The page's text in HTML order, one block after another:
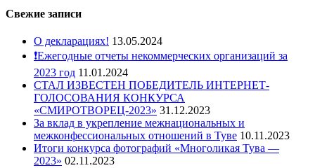
Свежие записи
О декларациях! 13.05.2024
❗️Ежегодные отчеты некоммерческих организаций за
2023 год 11.01.2024
СТАЛ ИЗВЕСТЕН ПОБЕДИТЕЛЬ ИНТЕРНЕТ-
ГОЛОСОВАНИЯ КОНКУРСА
«СМИРОТВОРЕЦ-2023» 31.12.2023
За вклад в укрепление межнациональных и
межконфессиональных отношений в Туве 10.11.2023
Итоги конкурса фотографий «Многоликая Тува —
2023» 02.11.2023